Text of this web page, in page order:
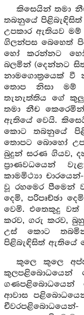
කිසෙයින් තමා
තබනුයේ
උපකාර ඇතියව
ගිලන්පස බෙහෙත්
හෝ කරන්නට
බලමින් (දෙන්නට
නාමගොත්‍රයෙක්
තොප නිසා මම්
තැනැත්තිය ගේ
තමා නීච
ඇතියේ වෙයි.
කොට තබනුයේ
තොපට බොහෝ
බුදුන් සරණ ගියව,
ප්‍රාණවධයෙන්
කාමමිථ්‍යා
වූ රහමෙර පීමෙන්
දෙමි, පරිපෘච්ඡා
වෙමි. එතෙකුදු වත්
කරව, ගරු කරව,
උස් කොට
පිළිබැඳිසිත් ඇතියේ
කුලෙ කුලෙ
කුලපළිබොධයෙන්
ගණපළිබොධයෙන්
ආවාස